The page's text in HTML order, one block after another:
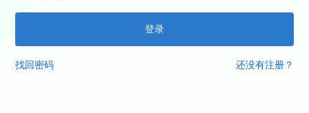
登录
找回密码 还没有注册？